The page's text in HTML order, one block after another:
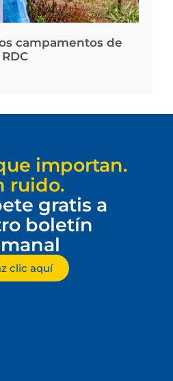
campamentos de
importan.
ruido.
gratis a
boletín
clic aquí